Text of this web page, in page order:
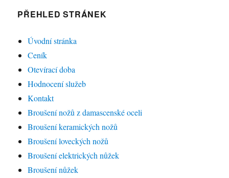
PŘEHLED STRÁNEK
Úvodní stránka
Ceník
Otevírací doba
Hodnocení služeb
Kontakt
Broušení nožů z damascenské oceli
Broušení keramických nožů
Broušení loveckých nožů
Broušení elektrických nůžek
Broušení nůžek